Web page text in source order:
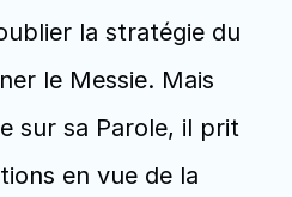
la stratégie du
le Messie. Mais
sur sa Parole, il prit
en vue de la